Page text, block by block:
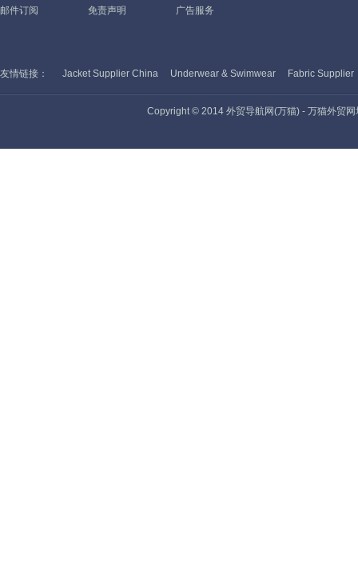
邮件订阅
免责声明
广告服务
友情链接： Jacket Supplier China Underwear & Swimwear Fabric Supplier
Copyright © 2014 外贸导航网(万猫) - 万猫外贸